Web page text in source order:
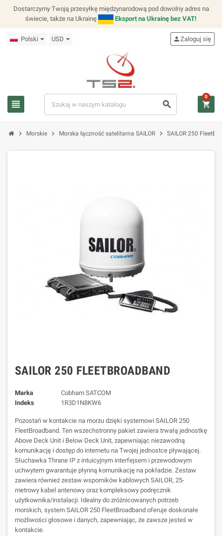
Dostarczymy Twoją przesyłkę międzynarodową pod dowolny adres na
świecie, także na Ukrainę
Eksport na Ukrainę bez VAT!
Polski USD
view_headline search
personZaloguj się
shopping_cart
0
chevron_right Morskie chevron_right Morska łączność satelitarna SAILOR chevron_right SAILOR 250
SAILOR 250 FLEETBROADBAND
Marka
Cobham SATCOM
Indeks
1R3D1N8KW6
Pozostań w kontakcie na morzu dzięki systemowi SAILOR 250
FleetBroadband. Ten wszechstronny pakiet zawiera trwałą jednostkę
Above Deck Unit i Below Deck Unit, zapewniając niezawodną
komunikację i dostęp do internetu na Twojej jednostce pływającej.
Słuchawka Thrane IP z intuicyjnym interfejsem i przewodowym
uchwytem gwarantuje płynną komunikację na pokładzie. Zestaw
zawiera również zestaw wsporników kablowych SAILOR, 25-
metrowy kabel antenowy oraz kompleksowy podręcznik
użytkownika/instalacji. Idealny do zróżnicowanych potrzeb
morskich, system SAILOR 250 FleetBroadband oferuje doskonałe
możliwości głosowe i danych, zapewniając, że zawsze jesteś w
kontakcie.